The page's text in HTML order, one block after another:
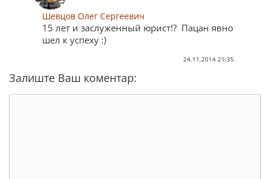
Шевцов Олег Сергеевич
15 лет и заслуженный юрист!? Пацан явно
шел к успеху :)
24.11.2014 21:35
Залиште Ваш коментар: